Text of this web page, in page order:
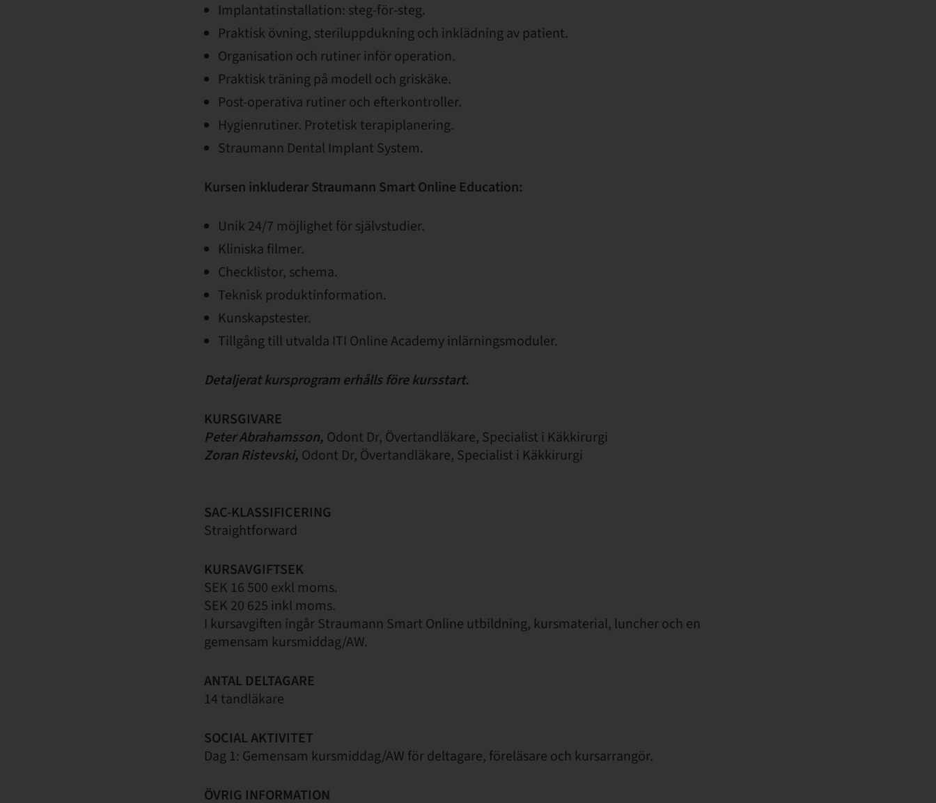
Implantatinstallation: steg-för-steg.
Praktisk övning, steriluppdukning och inklädning av patient.
Organisation och rutiner inför operation.
Praktisk träning på modell och griskäke.
Post-operativa rutiner och efterkontroller.
Hygienrutiner. Protetisk terapiplanering.
Straumann Dental Implant System.
Kursen inkluderar Straumann Smart Online Education:
Unik 24/7 möjlighet för självstudier.
Kliniska filmer.
Checklistor, schema.
Teknisk produktinformation.
Kunskapstester.
Tillgång till utvalda ITI Online Academy inlärningsmoduler.
Detaljerat kursprogram erhålls före kursstart.
KURSGIVARE
Peter Abrahamsson, Odont Dr, Övertandläkare, Specialist i Käkkirurgi
Zoran Ristevski, Odont Dr, Övertandläkare, Specialist i Käkkirurgi
SAC-KLASSIFICERING
Straightforward
KURSAVGIFTSEK
SEK 16 500 exkl moms.
SEK 20 625 inkl moms.
I kursavgiften ingår Straumann Smart Online utbildning, kursmaterial, luncher och en
gemensam kursmiddag/AW.
ANTAL DELTAGARE
14 tandläkare
SOCIAL AKTIVITET
Dag 1: Gemensam kursmiddag/AW för deltagare, föreläsare och kursarrangör.
ÖVRIG INFORMATION